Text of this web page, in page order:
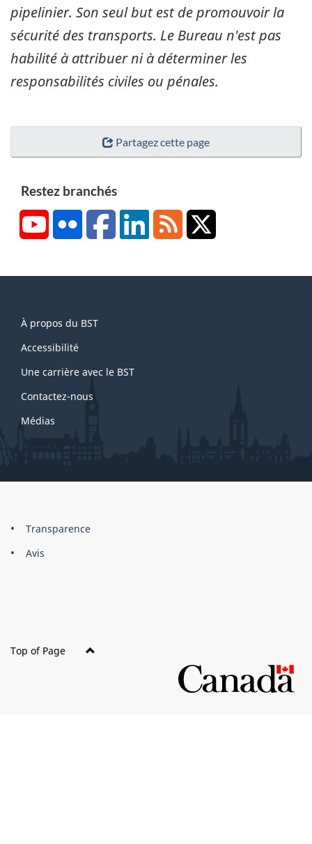
pipelinier. Son seul but est de promouvoir la
sécurité des transports. Le Bureau n'est pas
habilité à attribuer ni à déterminer les
responsabilités civiles ou pénales.
Partagez cette page
Restez branchés
YouTubeFlickr FacebookLinkedInRSS
this
site
À propos du BST
Accessibilité
Une carrière avec le BST
Contactez-nous
Médias
About
this
Brand
Transparence
Avis
Top of Page